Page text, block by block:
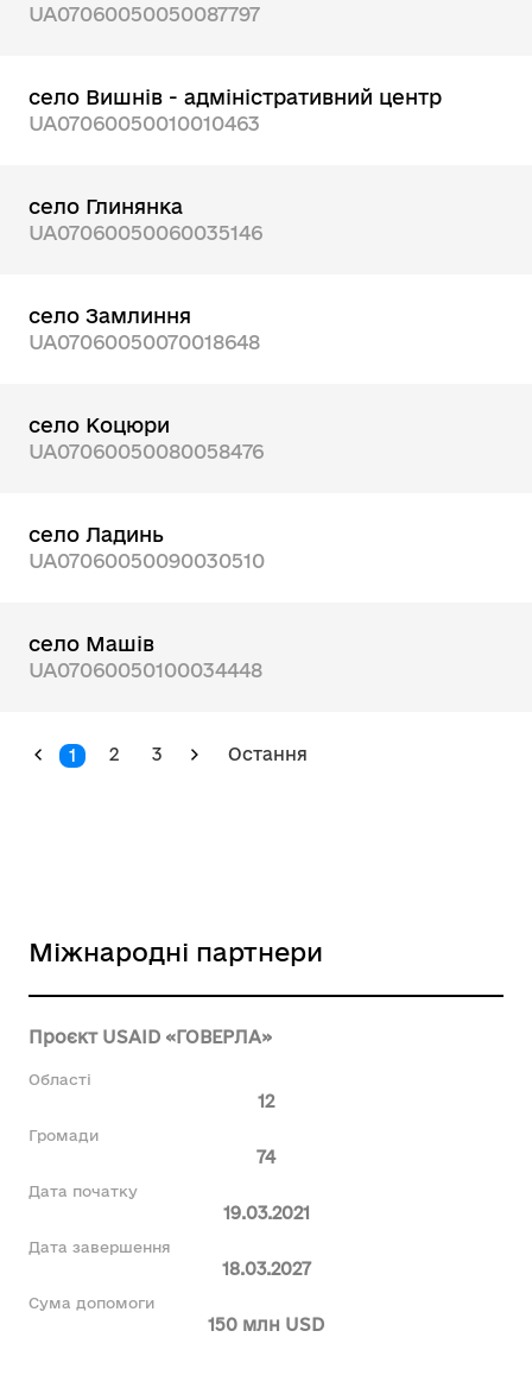
UA07060050050087797
село Вишнів - адміністративний центр
UA07060050010010463
село Глинянка
UA07060050060035146
село Замлиння
UA07060050070018648
село Коцюри
UA07060050080058476
село Ладинь
UA07060050090030510
село Машів
UA07060050100034448
1 2 3 Остання
Міжнародні партнери
Проєкт USAID «ГОВЕРЛА»
Області
12
Громади
74
Дата початку
19.03.2021
Дата завершення
18.03.2027
Сума допомоги
150 млн USD